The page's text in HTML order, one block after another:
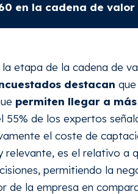
en la cadena de
etapa de la cadena de
destacan
permiten llegar a
55% de los expertos
el coste de
relevante, es el relativo a
permitiendo la
de la empresa en